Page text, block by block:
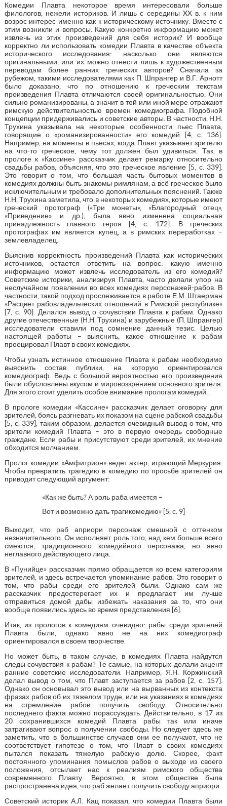
Комедии Плавта некоторое время интересовали больше
филологов, нежели историков. И лишь с середины XX в. к ним
возрос интерес именно как к историческому источнику. Вместе с
этим возникли и вопросы. Какую конкретно информацию может
извлечь из этих произведений для себя историк? И вообще
корректно ли использовать комедии Плавта в качестве объекта
исторического исследования: насколько они являются
оригинальными, или их можно отнести лишь к художественным
переводам более ранних греческих авторов? Сначала за
рубежом, такими исследователями как П. Шпрангер и В.Г. Арнотт
было доказано, что по отношению к греческим текстам
произведения Плавта отличаются своей оригинальностью. Они
сильно романизированы, а значит в той или иной мере отражают
римскую действительностью времен комедиографа. Подобной
концепции придерживались и советские авторы. В частности, Н.Н.
Трухина указывала на некоторые особенности пьес Плавта,
говорящие о «романизированности» его комедий [4, с. 136].
Например, на моменты в пьесах, когда Плавт указывает зрителю
на что-то греческое, чему тот должен был удивиться. Так, в
прологе к «Кассине» рассказчик делает ремарку относительно
свадьбы рабов, объясняя, что это греческое явление [5, с. 339].
Это говорит о том, что большая часть бытовых моментов в
комедиях должны быть знакомы римлянам, а всё греческое было
исключительным и требовало дополнительных пояснений. Также
Н.Н. Трухина заметила, что в некоторых комедиях, которые имеют
греческий протограф («Три монеты», «Благородный отец»,
«Приведение» и др.), была явно изменена социальная
принадлежность главного героя [4, с. 172]. В греческих
протографах им является купец, а в римских переработках –
землевладелец.
Выяснив корректность произведений Плавта как исторических
источников, остается ответить на вопрос: какую именно
информацию может извлечь исследователь из его комедий?
Советские историки, анализируя Плавта, часто делали упор на
неслучайном появлении во всех комедиях персонажей-рабов. В
частности, такой подход прослеживается в работе Е.М. Штаерман
«Расцвет рабовладельческих отношений в Римской республике»
[7, с. 90]. Делался вывод о сочувствии Плавта к рабам. Однако
другие отечественные (Н.Н. Трухина) и зарубежные (П. Шпрангер)
исследователи ставили под сомнение данный тезис. Целью
настоящей работы – выяснить, какое отношение к рабам
проецировал Плавт в своих комедиях.
Чтобы узнать истинное отношение Плавта к рабам необходимо
выяснить состав публики, на которую ориентировался
комедиограф. Ведь с большой вероятностью его произведения
были обусловлены вкусом и мировоззрением основного зрителя.
Для этого стоит уделить особое внимание прологам комедий.
В прологе комедии «Кассине» рассказчик делает оговорку для
зрителей, боясь разгневать их показом на сцене рабской свадьбы
[5, с. 339], таким образом, делается очевидный вывод о том, что
зрители комедий Плавта – это в первую очередь свободные
граждане. Если рабы и присутствуют среди зрителей, их мнение
обходится молчанием.
Пролог комедии «Амфитрион» ведет актер, играющий Меркурия.
Чтобы превратить трагедию в комедию по просьбе зрителей он
приводит следующий аргумент:
«Как же быть? А роль раба имеется –
Вот и возможно дать трагикомедию» [5, с. 9]
Выходит, что раб априори персонаж смешной с оттенком
незначительного. Он исполняет роль того, над кем больше всего
смеются, традиционного комедийного персонажа, но явно
неглавного действующего лица.
В «Пунийце» рассказчик прямо обращается ко всем категориям
зрителей, и здесь встречается упоминание рабов. Это говорит о
том, что рабы среди его зрителей были. Однако сам же
рассказчик предостерегает их и предлагает им лучше
отправиться домой дабы избежать наказания за то, что они
вообще появились здесь во время представления [6].
Итак, из прологов к комедиям очевидно: рабы среди зрителей
Плавта были, однако явно не на них комедиограф
ориентировался в своем творчестве.
Но может быть, в таком случае, в комедиях Плавта найдутся
следы сочувствия к рабам? Те самые, на которых делали акцент
ранние советские исследователи. Например, Я.Н. Коржинский
делал вывод о том, что Плавт заступается за рабов [2, с. 157].
Однако он основывал это вывод или на вырванных из контекста
фразах рабов об их тяжелом труде, или на указаниях в комедиях
на стремление рабов получить свободу. Относительно
последнего факта можно порассуждать. Действительно, в 17 из
20 сохранившихся комедий Плавта рабы так или иначе
затрагивают вопрос о получении свободы. Но следует здесь же
заметить, что в большинстве случаев они ее получают, что не
соответствует гипотезе о том, что Плавт в своих комедиях
пытался показать тяжелую рабскую долю. Скорее, факт
постоянного упоминания помыслов рабов о выходе из своего
положения, отсылает нас к реалиям римского общества
современного Плавту. Вероятно, в этом обществе была
распространена идея, что раб желает получить свободу априори.
Советский историк А.Л. Кац показал, что комедии Плавта были